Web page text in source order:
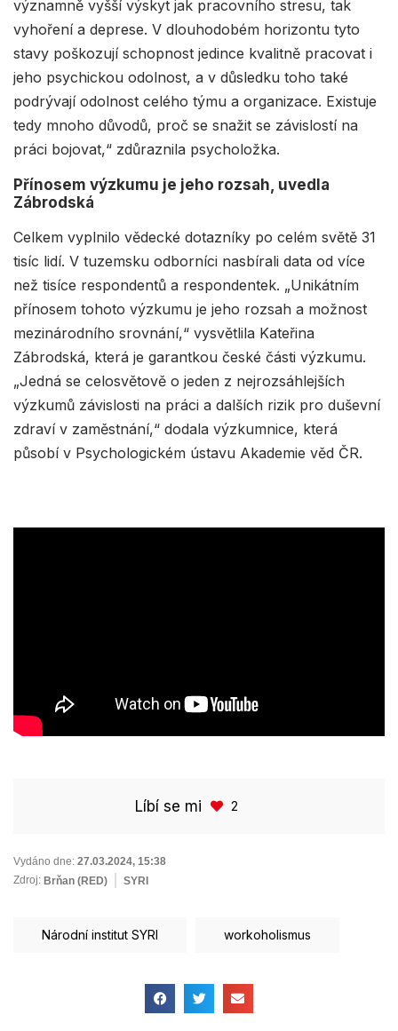
významně vyšší výskyt jak pracovního stresu, tak
vyhoření a deprese. V dlouhodobém horizontu tyto
stavy poškozují schopnost jedince kvalitně pracovat i
jeho psychickou odolnost, a v důsledku toho také
podrývají odolnost celého týmu a organizace. Existuje
tedy mnoho důvodů, proč se snažit se závislostí na
práci bojovat,“ zdůraznila psycholožka.
Přínosem výzkumu je jeho rozsah, uvedla
Zábrodská
Celkem vyplnilo vědecké dotazníky po celém světě 31
tisíc lidí. V tuzemsku odborníci nasbírali data od více
než tisíce respondentů a respondentek. „Unikátním
přínosem tohoto výzkumu je jeho rozsah a možnost
mezinárodního srovnání,“ vysvětlila Kateřina
Zábrodská, která je garantkou české části výzkumu.
„Jedná se celosvětově o jeden z nejrozsáhlejších
výzkumů závislosti na práci a dalších rizik pro duševní
zdraví v zaměstnání,“ dodala výzkumnice, která
působí v Psychologickém ústavu Akademie věd ČR.
Líbí se mi 2
Vydáno dne: 27.03.2024, 15:38
Zdroj: Brňan (RED) SYRI
Národní institut SYRI workoholismus